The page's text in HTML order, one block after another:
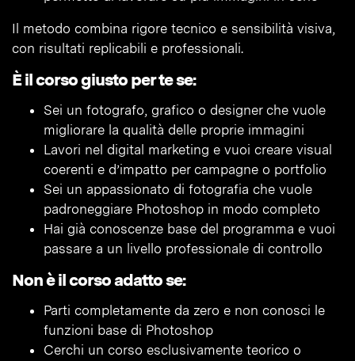
Il metodo combina rigore tecnico e sensibilità visiva,
con risultati replicabili e professionali.
È il corso giusto per te se:
Sei un fotografo, grafico o designer che vuole
migliorare la qualità delle proprie immagini
Lavori nel digital marketing e vuoi creare visual
coerenti e d’impatto per campagne o portfolio
Sei un appassionato di fotografia che vuole
padroneggiare Photoshop in modo completo
Hai già conoscenze base del programma e vuoi
passare a un livello professionale di controllo
Non è il corso adatto se:
Parti completamente da zero e non conosci le
funzioni base di Photoshop
Cerchi un corso esclusivamente teorico o